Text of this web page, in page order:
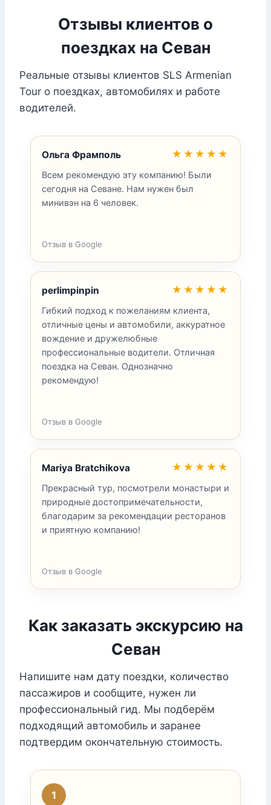
Отзывы клиентов о
поездках на Севан
Реальные отзывы клиентов SLS Armenian
Tour о поездках, автомобилях и работе
водителей.
Ольга Фрамполь ★★★★★
Всем рекомендую эту компанию! Были
сегодня на Севане. Нам нужен был
минивэн на 6 человек.
Отзыв в Google
perlimpinpin ★★★★★
Гибкий подход к пожеланиям клиента,
отличные цены и автомобили, аккуратное
вождение и дружелюбные
профессиональные водители. Отличная
поездка на Севан. Однозначно
рекомендую!
Отзыв в Google
Mariya Bratchikova ★★★★★
Прекрасный тур, посмотрели монастыри и
природные достопримечательности,
благодарим за рекомендации ресторанов
и приятную компанию!
Отзыв в Google
Как заказать экскурсию на
Севан
Напишите нам дату поездки, количество
пассажиров и сообщите, нужен ли
профессиональный гид. Мы подберём
подходящий автомобиль и заранее
подтвердим окончательную стоимость.
1